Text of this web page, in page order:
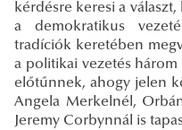
kérdésre keresi a
a demokratikus
tradíciók keretében
a politikai vezetés három
előtűnnek, ahogy jelen
Angela Merkelnél,
Jeremy Corbynnál is